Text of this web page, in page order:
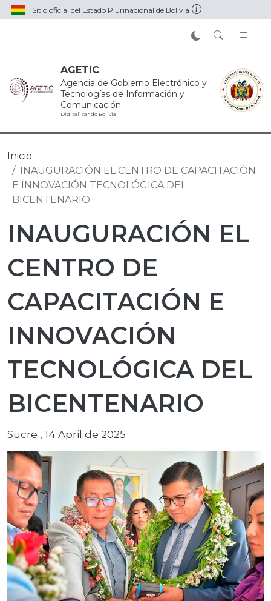
Pasar al contenido principal
Sitio oficial del Estado Plurinacional de Bolivia
AGETIC
Agencia de Gobierno Electrónico y
Tecnologías de Información y
Comunicación
Digitalizando Bolivia
Inicio
INAUGURACIÓN EL CENTRO DE CAPACITACIÓN
E INNOVACIÓN TECNOLÓGICA DEL
BICENTENARIO
INAUGURACIÓN EL
CENTRO DE
CAPACITACIÓN E
INNOVACIÓN
TECNOLÓGICA DEL
BICENTENARIO
Sucre , 14 April de 2025